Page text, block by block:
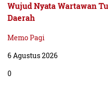
Wujud Nyata Wartawan
Daerah
Memo Pagi
6 Agustus 2026
0